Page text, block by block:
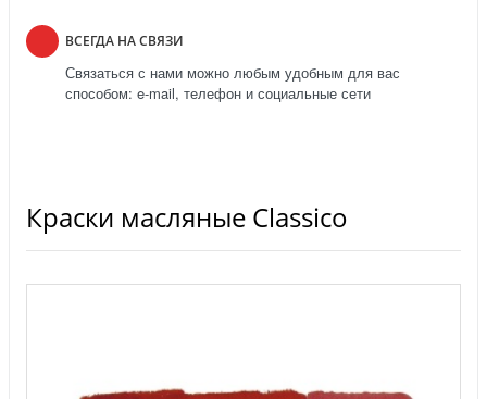
ВСЕГДА НА СВЯЗИ
Связаться с нами можно любым удобным для вас
способом: e-mail, телефон и социальные сети
Краски масляные Classico